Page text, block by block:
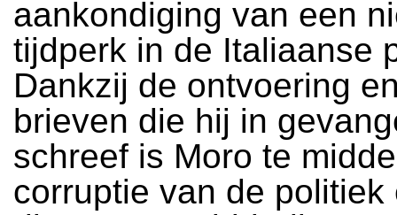
aankondiging van een
tijdperk in de Italiaanse
Dankzij de ontvoering
brieven die hij in
schreef is Moro te
corruptie van de politiek